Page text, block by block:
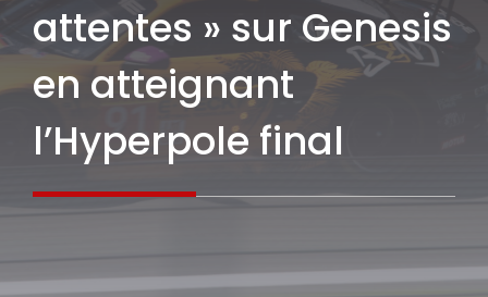
attentes » sur Genesis
en atteignant
l’Hyperpole final